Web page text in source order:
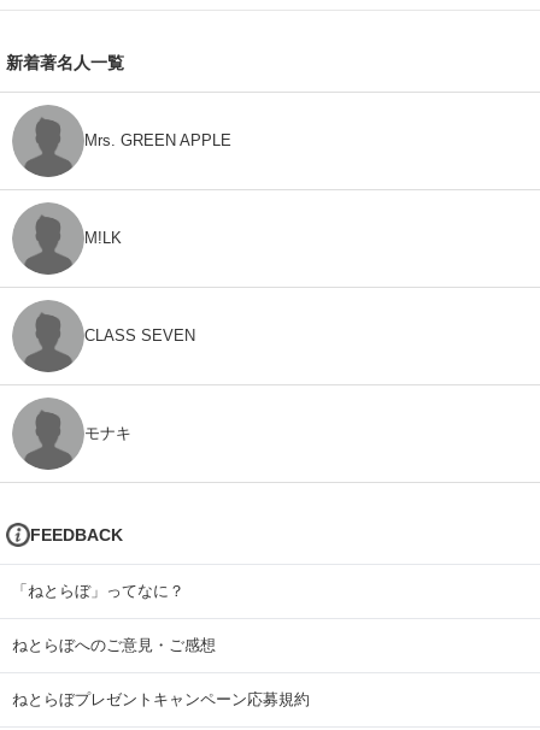
新着著名人一覧
Mrs. GREEN APPLE
M!LK
CLASS SEVEN
モナキ
FEEDBACK
「ねとらぼ」ってなに？
ねとらぼへのご意見・ご感想
ねとらぼプレゼントキャンペーン応募規約